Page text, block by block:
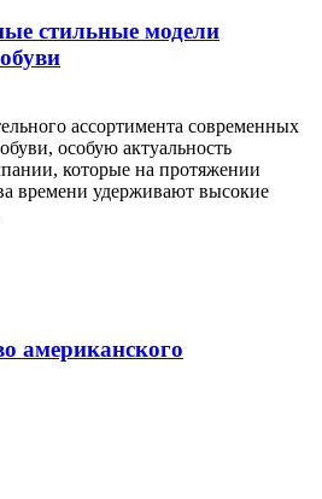
стильные модели
ассортимента современных
особую актуальность
которые на протяжении
времени удерживают высокие
американского